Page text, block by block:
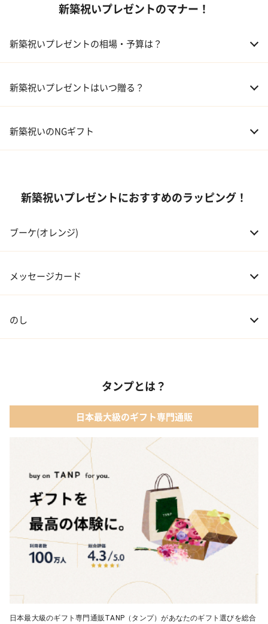
03 アルコール
05 ハーバリウム
新築祝いプレゼントのマナー！
新築祝いプレゼントの相場・予算は？
02 両親 10,000～50,000円
05 甥・姪 20,000～30,000円
06 孫 20,000～30,000円
新築祝いプレゼントはいつ贈る？
新築祝いのNGギフト
新築祝いプレゼントにおすすめのラッピング！
ブーケ(オレンジ)
メッセージカード
のし
タンプとは？
日本最大級のギフト専門通販
日本最大級のギフト専門通販TANP（タンプ）があなたのギフト選びを総合